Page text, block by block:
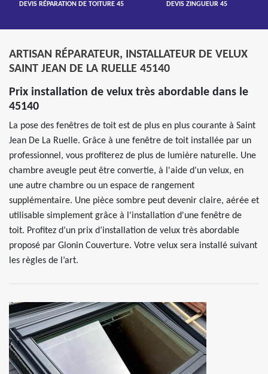
DEVIS RÉPARATION DE TOITURE 45 DEVIS ZINGUEUR 45
ARTISAN RÉPARATEUR, INSTALLATEUR DE VELUX
SAINT JEAN DE LA RUELLE 45140
Prix installation de velux très abordable dans le
45140
La pose des fenêtres de toit est de plus en plus courante à Saint
Jean De La Ruelle. Grâce à une fenêtre de toit installée par un
professionnel, vous profiterez de plus de lumière naturelle. Une
chambre aveugle peut être convertie, à l'aide d'un velux, en
une autre chambre ou un espace de rangement
supplémentaire. Une pièce sombre peut devenir claire, aérée et
utilisable simplement grâce à l'installation d'une fenêtre de
toit. Profitez d’un prix d’installation de velux très abordable
proposé par Glonin Couverture. Votre velux sera installé suivant
les règles de l’art.